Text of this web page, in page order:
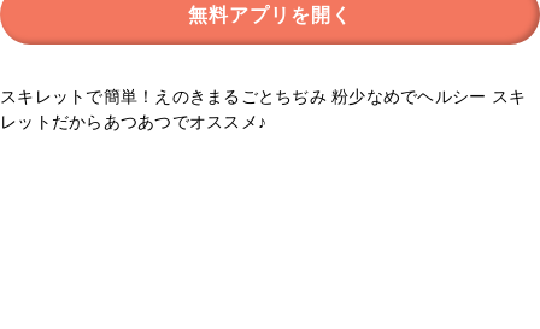
無料アプリを開く
スキレットで簡単！えのきまるごとちぢみ 粉少なめでヘルシー スキ
レットだからあつあつでオススメ♪